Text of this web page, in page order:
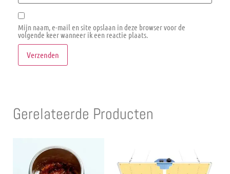
Mijn naam, e-mail en site opslaan in deze browser voor de
volgende keer wanneer ik een reactie plaats.
Gerelateerde Producten